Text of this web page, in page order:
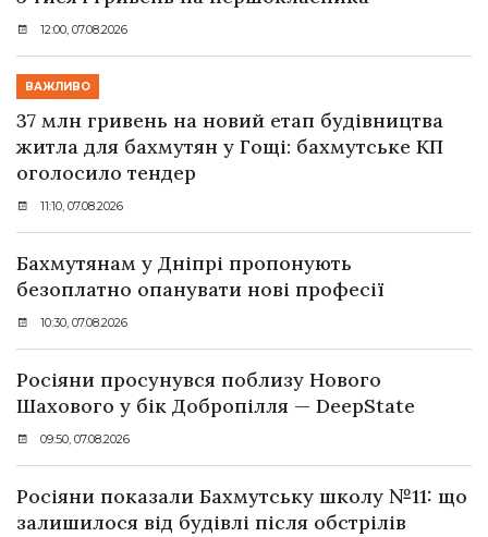
12:00, 07.08.2026
ВАЖЛИВО
37 млн гривень на новий етап будівництва
житла для бахмутян у Гощі: бахмутське КП
оголосило тендер
11:10, 07.08.2026
Бахмутянам у Дніпрі пропонують
безоплатно опанувати нові професії
10:30, 07.08.2026
Росіяни просунувся поблизу Нового
Шахового у бік Добропілля — DeepState
09:50, 07.08.2026
Росіяни показали Бахмутську школу №11: що
залишилося від будівлі після обстрілів